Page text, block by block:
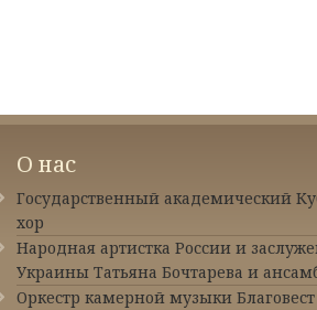
О нас
Государственный академический
хор
Народная артистка России и
Украины Татьяна Бочтарева и
Оркестр камерной музыки Благовест